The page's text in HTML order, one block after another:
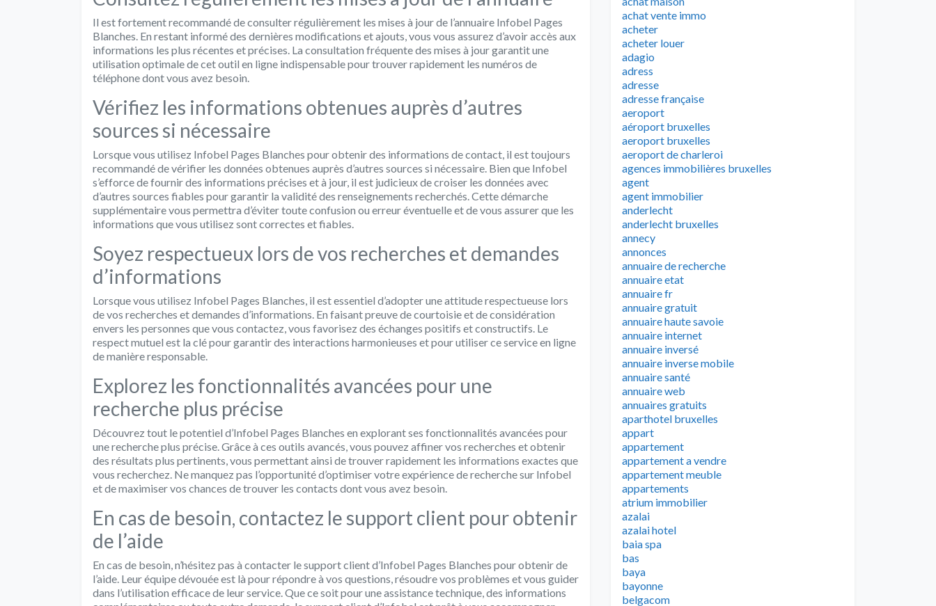
Il est fortement recommandé de consulter régulièrement les mises à jour de l’annuaire Infobel Pages
Blanches. En restant informé des dernières modifications et ajouts, vous vous assurez d’avoir accès aux
informations les plus récentes et précises. La consultation fréquente des mises à jour garantit une
utilisation optimale de cet outil en ligne indispensable pour trouver rapidement les numéros de
téléphone dont vous avez besoin.
Vérifiez les informations obtenues auprès d’autres
sources si nécessaire
Lorsque vous utilisez Infobel Pages Blanches pour obtenir des informations de contact, il est toujours
recommandé de vérifier les données obtenues auprès d’autres sources si nécessaire. Bien que Infobel
s’efforce de fournir des informations précises et à jour, il est judicieux de croiser les données avec
d’autres sources fiables pour garantir la validité des renseignements recherchés. Cette démarche
supplémentaire vous permettra d’éviter toute confusion ou erreur éventuelle et de vous assurer que les
informations que vous utilisez sont correctes et fiables.
Soyez respectueux lors de vos recherches et demandes
d’informations
Lorsque vous utilisez Infobel Pages Blanches, il est essentiel d’adopter une attitude respectueuse lors
de vos recherches et demandes d’informations. En faisant preuve de courtoisie et de considération
envers les personnes que vous contactez, vous favorisez des échanges positifs et constructifs. Le
respect mutuel est la clé pour garantir des interactions harmonieuses et pour utiliser ce service en ligne
de manière responsable.
Explorez les fonctionnalités avancées pour une
recherche plus précise
Découvrez tout le potentiel d’Infobel Pages Blanches en explorant ses fonctionnalités avancées pour
une recherche plus précise. Grâce à ces outils avancés, vous pouvez affiner vos recherches et obtenir
des résultats plus pertinents, vous permettant ainsi de trouver rapidement les informations exactes que
vous recherchez. Ne manquez pas l’opportunité d’optimiser votre expérience de recherche sur Infobel
et de maximiser vos chances de trouver les contacts dont vous avez besoin.
En cas de besoin, contactez le support client pour obtenir
de l’aide
En cas de besoin, n’hésitez pas à contacter le support client d’Infobel Pages Blanches pour obtenir de
l’aide. Leur équipe dévouée est là pour répondre à vos questions, résoudre vos problèmes et vous guider
dans l’utilisation efficace de leur service. Que ce soit pour une assistance technique, des informations
achat vente immo
acheter
acheter louer
adagio
adress
adresse
adresse française
aeroport
aéroport bruxelles
aeroport bruxelles
aeroport de charleroi
agences immobilières bruxelles
agent
agent immobilier
anderlecht
anderlecht bruxelles
annecy
annonces
annuaire de recherche
annuaire etat
annuaire fr
annuaire gratuit
annuaire haute savoie
annuaire internet
annuaire inversé
annuaire inverse mobile
annuaire santé
annuaire web
annuaires gratuits
aparthotel bruxelles
appart
appartement
appartement a vendre
appartement meuble
appartements
atrium immobilier
azalai
azalai hotel
baia spa
bas
baya
bayonne
belgacom